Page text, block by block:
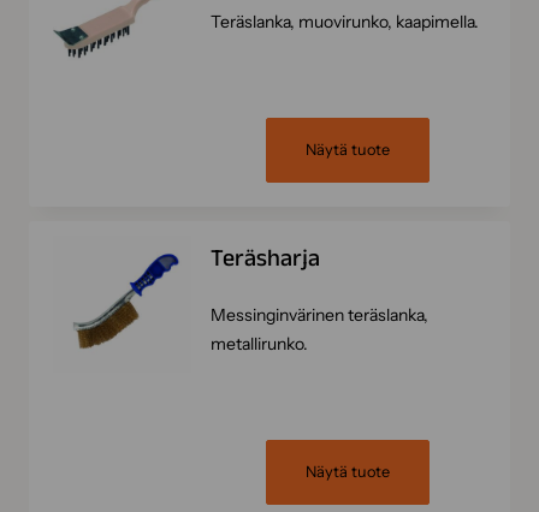
Teräslanka, muovirunko, kaapimella.
Näytä tuote
Teräsharja
Messinginvärinen teräslanka,
metallirunko.
Näytä tuote